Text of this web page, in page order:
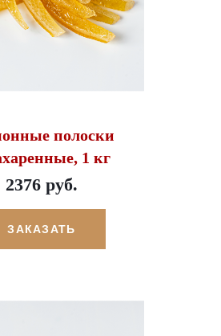
полоски
1 кг
2376 руб.
ЗАКАЗАТЬ